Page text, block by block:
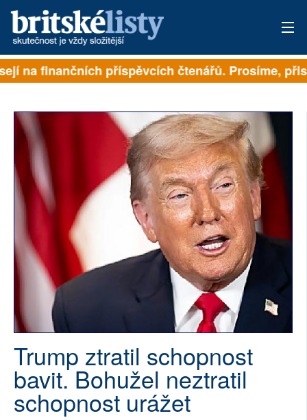
PŘIHLÁSIT
ARCHIV
ROZHOVORY
TÉMATA
NEJČTENĚJŠÍ ZA 7 DNÍ
AUTOŘI
PŘÍSPĚVKY NA PROVOZ
SOCIÁLNÍ SÍTĚ
RUBRIKY
PLNÁ VERZE STRÁNEK
na finančních příspěvcích čtenářů. Prosíme,
Trump ztratil schopnost
bavit. Bohužel neztratil
schopnost urážet